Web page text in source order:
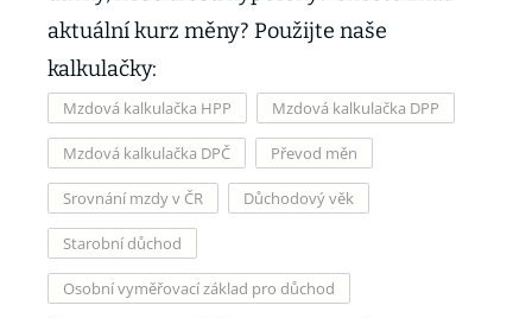
aktuální kurz měny? Použijte naše
kalkulačky:
Mzdová kalkulačka HPP Mzdová kalkulačka DPP
Mzdová kalkulačka DPČ Převod měn
Srovnání mzdy v ČR Důchodový věk
Starobní důchod
Osobní vyměřovací základ pro důchod